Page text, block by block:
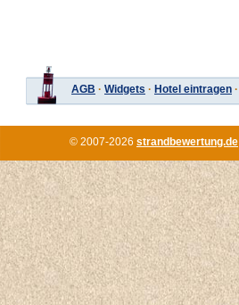
AGB · Widgets · Hotel eintragen ·
© 2007-2026 strandbewertung.de